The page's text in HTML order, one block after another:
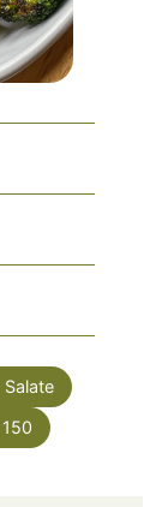
Salate
150